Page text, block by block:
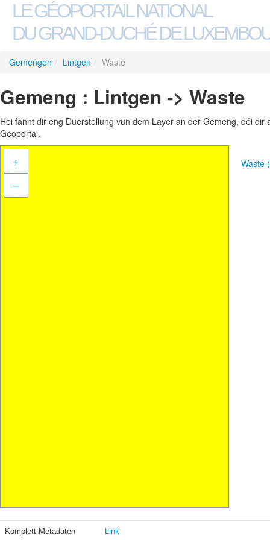
LE GÉOPORTAIL NATIONAL
DU GRAND-DUCHÉ DE
Gemengen / Lintgen / Waste
Gemeng : Lintgen -> Waste
Hei fannt dir eng Duerstellung vun dem Layer an der Gemeng, déi
Geoportal.
+
–
Waste
Komplett Metadaten Link